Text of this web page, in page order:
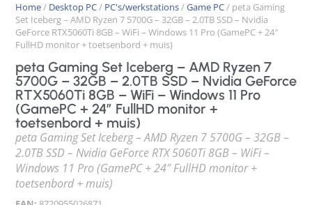
Home/ Desktop PC/ PC's/werkstations/Game PC/ peta Gaming
Set Iceberg – AMD Ryzen 7 5700G – 32GB – 2.0TB SSD – Nvidia
GeForce RTX5060Ti 8GB – WiFi – Windows 11 Pro (GamePC + 24″
FullHD monitor + toetsenbord + muis)
peta Gaming Set Iceberg – AMD Ryzen 7
5700G – 32GB – 2.0TB SSD – Nvidia GeForce
RTX5060Ti 8GB – WiFi – Windows 11 Pro
(GamePC + 24″ FullHD monitor +
toetsenbord + muis)
peta Gaming Set Iceberg – AMD Ryzen 7 5700G – 32GB –
2.0TB SSD – Nvidia GeForce RTX 5060Ti 8GB – WiFi –
Windows 11 Pro (GamePC + 24″ FullHD monitor +
toetsenbord + muis)